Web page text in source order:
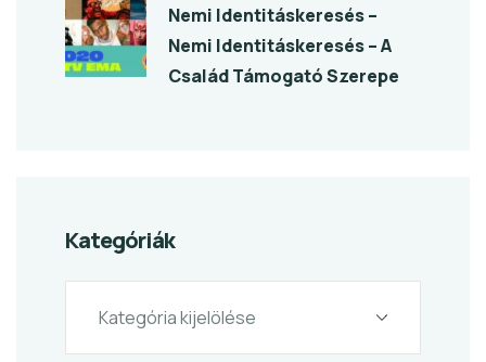
Nemi Identitáskeresés –
Nemi Identitáskeresés – A
Család Támogató Szerepe
Kategóriák